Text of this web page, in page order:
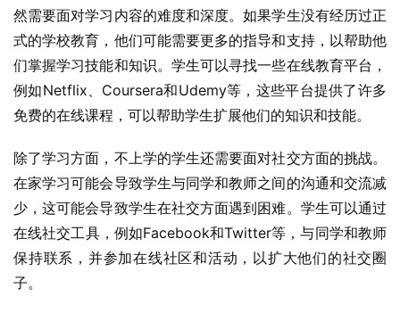
然需要面对学习内容的难度和深度。如果学生没有经历过正
式的学校教育，他们可能需要更多的指导和支持，以帮助他
们掌握学习技能和知识。学生可以寻找一些在线教育平台，
例如Netflix、Coursera和Udemy等，这些平台提供了许多
免费的在线课程，可以帮助学生扩展他们的知识和技能。
除了学习方面，不上学的学生还需要面对社交方面的挑战。
在家学习可能会导致学生与同学和教师之间的沟通和交流减
少，这可能会导致学生在社交方面遇到困难。学生可以通过
在线社交工具，例如Facebook和Twitter等，与同学和教师
保持联系，并参加在线社区和活动，以扩大他们的社交圈
子。